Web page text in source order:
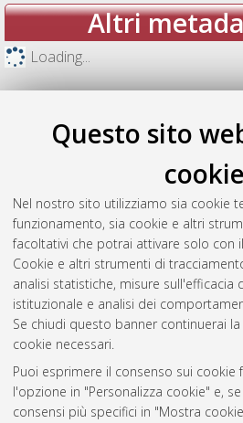
Questo sito
cookie
Nel nostro sito utilizziamo sia cookie
funzionamento, sia cookie e altri
facoltativi che potrai attivare solo con
Cookie e altri strumenti di
analisi statistiche, misure sull'efficacia
istituzionale e analisi dei
Se chiudi questo banner continuerai
cookie necessari.
Puoi esprimere il consenso sui cookie
l'opzione in "Personalizza cookie" e,
consensi più specifici in "Mostra
Altri
Loading...
Gestione del
Atom
Rss 1.0